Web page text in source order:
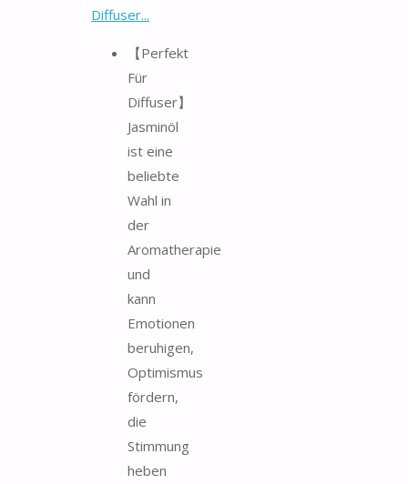
Diffuser...
【Perfekt
Für
Diffuser】
Jasminöl
ist eine
beliebte
Wahl in
der
Aromatherapie
und
kann
Emotionen
beruhigen,
Optimismus
fördern,
die
Stimmung
heben